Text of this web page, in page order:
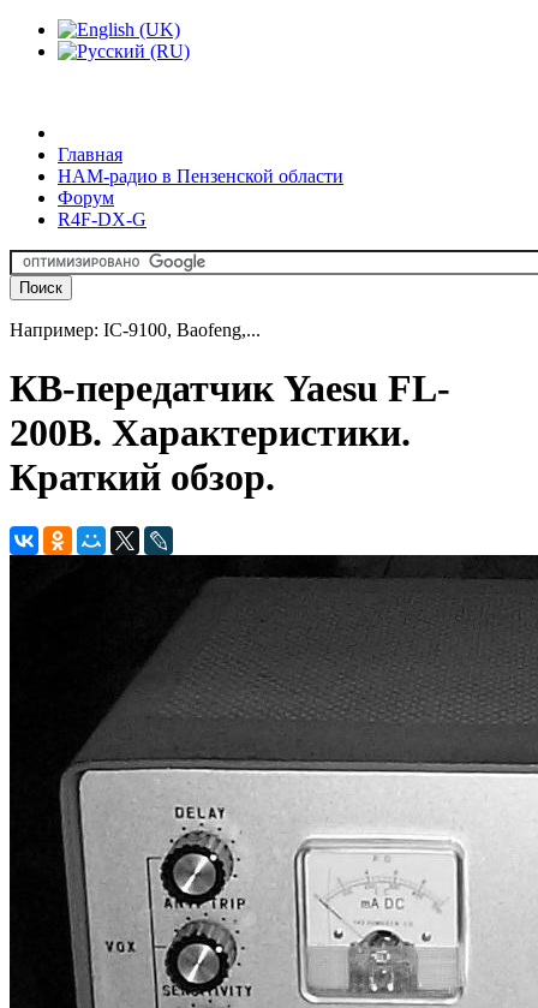
Главная
HAM-радио в Пензенской области
Форум
R4F-DX-G
Например: IC-9100, Baofeng,...
КВ-передатчик Yaesu FL-
200B. Характеристики.
Краткий обзор.